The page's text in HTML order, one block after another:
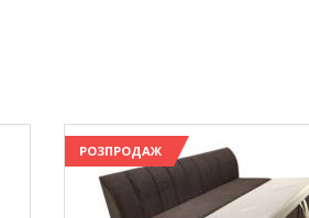
РОЗПРОДАЖ